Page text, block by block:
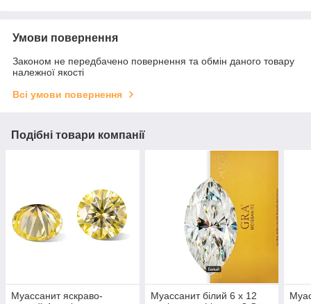
Умови повернення
Законом не передбачено повернення та обмін даного товару
належної якості
Всі умови повернення
Подібні товари компанії
Муассанит яскраво-
Муассанит білий 6 х 12